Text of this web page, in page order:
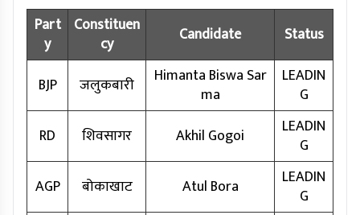
Part
y
Constituen
cy
Candidate Status
BJP जलुकबारी
Himanta Biswa Sar
ma
LEADIN
G
RD
शिवसागर Akhil Gogoi
LEADIN
G
AGP
बोकाखाट Atul Bora
LEADIN
G